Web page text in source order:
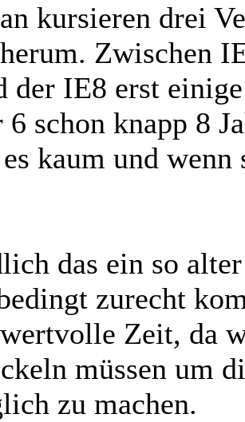
kursieren drei
Zwischen
der IE8 erst
schon knapp 8
kaum und wenn
das ein so
zurecht
Zeit, da
müssen um
zu machen.